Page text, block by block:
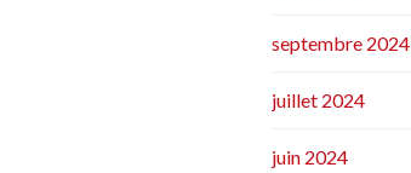
septembre 2024
juillet 2024
juin 2024